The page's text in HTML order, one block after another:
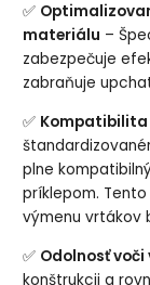
✅
materiálu –
zabezpečuje
zabraňuje
✅ Kompatibilita
plne
príklepom.
výmenu vrtákov
✅ Odolnosť
konštrukcii a